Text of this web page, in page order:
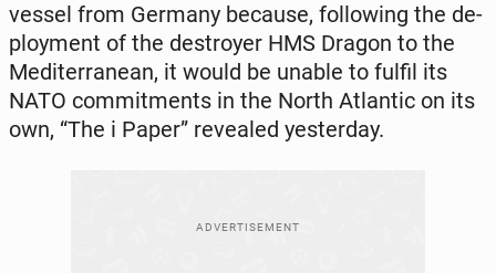
vessel from Germany because, fol­low­ing the de­
ploy­ment of the de­stroy­er HMS Dragon to the
Mediter­ranean, it would be unable to fulfil its
NATO com­mit­ments in the North At­lantic on its
own, “The i Paper” re­vealed yes­ter­day.